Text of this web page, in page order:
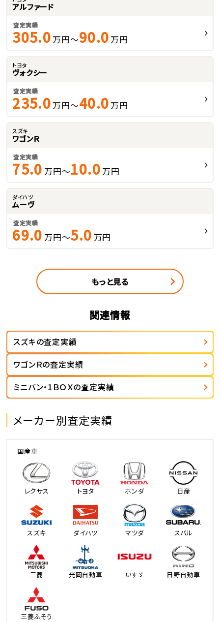
アルファード
査定実績
305.0 万円～90.0 万円
トヨタ
ヴォクシー
査定実績
235.0 万円～40.0 万円
スズキ
ワゴンＲ
査定実績
75.0 万円～10.0 万円
ダイハツ
ムーヴ
査定実績
69.0 万円～5.0 万円
もっと見る
関連情報
スズキの査定実績
ワゴンＲの査定実績
ミニバン・1ＢＯＸの査定実績
メーカー別査定実績
国産車
レクサス トヨタ ホンダ 日産
スズキ ダイハツ マツダ スバル
三菱 光岡自動車 いすゞ 日野自動車
三菱ふそう